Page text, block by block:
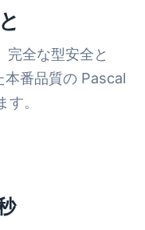
完全な型安全と
番品質の Pascal
。